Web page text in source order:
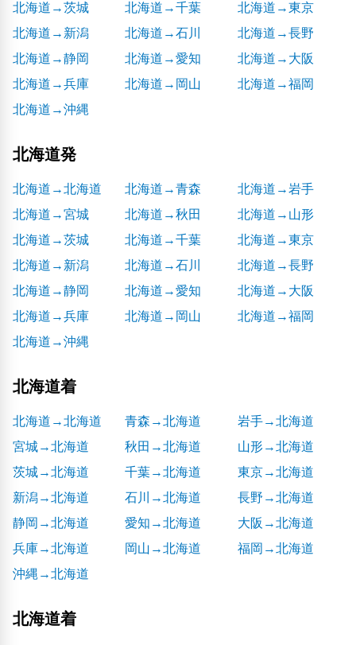
北海道→茨城
北海道→千葉
北海道→東京
北海道→新潟
北海道→石川
北海道→長野
北海道→静岡
北海道→愛知
北海道→大阪
北海道→兵庫
北海道→岡山
北海道→福岡
北海道→沖縄
北海道発
北海道→北海道 北海道→青森
北海道→岩手
北海道→宮城
北海道→秋田
北海道→山形
北海道→茨城
北海道→千葉
北海道→東京
北海道→新潟
北海道→石川
北海道→長野
北海道→静岡
北海道→愛知
北海道→大阪
北海道→兵庫
北海道→岡山
北海道→福岡
北海道→沖縄
北海道着
北海道→北海道 青森→北海道
岩手→北海道
宮城→北海道
秋田→北海道
山形→北海道
茨城→北海道
千葉→北海道
東京→北海道
新潟→北海道
石川→北海道
長野→北海道
静岡→北海道
愛知→北海道
大阪→北海道
兵庫→北海道
岡山→北海道
福岡→北海道
沖縄→北海道
北海道着